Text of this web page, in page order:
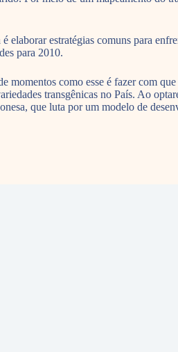
estratégias comuns para
para 2010.
como esse é fazer com
transgênicas no País. Ao
que luta por um modelo de